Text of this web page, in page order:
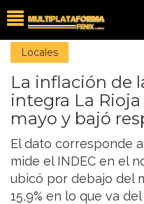
Locales
La inflación de
integra La Rioja
mayo y bajó
El dato corresponde
mide el INDEC en el
ubicó por debajo del
15,9% en lo que va del